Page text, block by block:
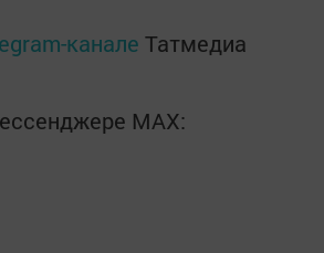
канале Татмедиа
MАХ: